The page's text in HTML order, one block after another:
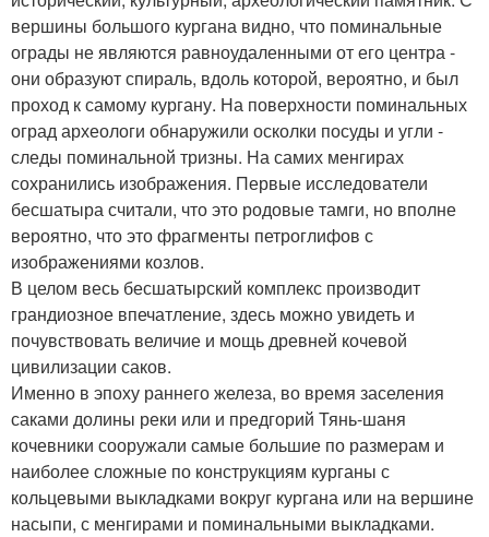
вершины большого кургана видно, что поминальные
ограды не являются равноудаленными от его центра -
они образуют спираль, вдоль которой, вероятно, и был
проход к самому кургану. На поверхности поминальных
оград археологи обнаружили осколки посуды и угли -
следы поминальной тризны. На самих менгирах
сохранились изображения. Первые исследователи
бесшатыра считали, что это родовые тамги, но вполне
вероятно, что это фрагменты петроглифов с
изображениями козлов.
В целом весь бесшатырский комплекс производит
грандиозное впечатление, здесь можно увидеть и
почувствовать величие и мощь древней кочевой
цивилизации саков.
Именно в эпоху раннего железа, во время заселения
саками долины реки или и предгорий Тянь-шаня
кочевники сооружали самые большие по размерам и
наиболее сложные по конструкциям курганы с
кольцевыми выкладками вокруг кургана или на вершине
насыпи, с менгирами и поминальными выкладками.